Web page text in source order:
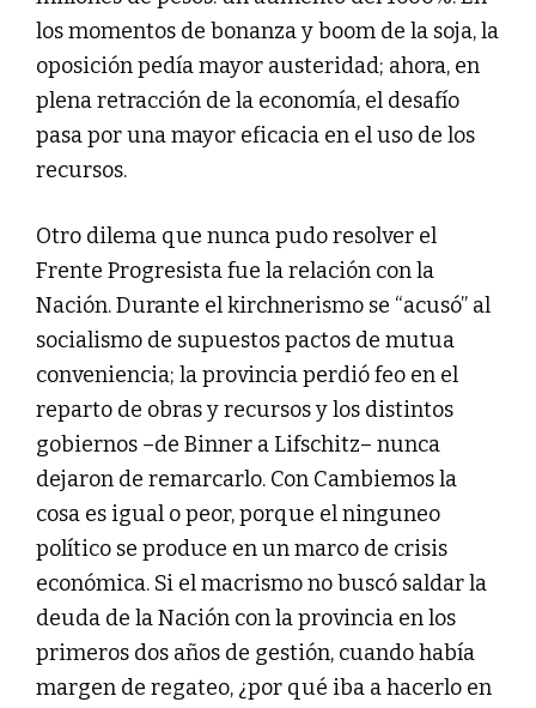
los momentos de bonanza y boom de la soja, la
oposición pedía mayor austeridad; ahora, en
plena retracción de la economía, el desafío
pasa por una mayor eficacia en el uso de los
recursos.
Otro dilema que nunca pudo resolver el
Frente Progresista fue la relación con la
Nación. Durante el kirchnerismo se “acusó” al
socialismo de supuestos pactos de mutua
conveniencia; la provincia perdió feo en el
reparto de obras y recursos y los distintos
gobiernos –de Binner a Lifschitz– nunca
dejaron de remarcarlo. Con Cambiemos la
cosa es igual o peor, porque el ninguneo
político se produce en un marco de crisis
económica. Si el macrismo no buscó saldar la
deuda de la Nación con la provincia en los
primeros dos años de gestión, cuando había
margen de regateo, ¿por qué iba a hacerlo en